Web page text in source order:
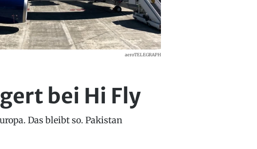
aeroTELEGRAPH
bei Hi Fly
Das bleibt so. Pakistan